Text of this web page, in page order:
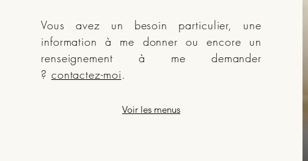
Vous avez un besoin particulier, une
information à me donner ou encore un
renseignement à me demander
? contactez-moi.
Voir les menus